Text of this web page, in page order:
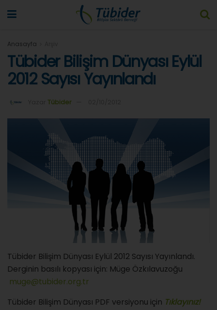
Anasayfa
Tübider Bilişim Dünyası Eylül
2012 Sayısı Yayınlandı
Tübider
Tübider Bilişim Dünyası Eylül 2012 Sayısı Yayınlandı.
Derginin basılı kopyası için: Müge Özkılavuzoğu
muge@tubider.org.tr
Tübider Bilişim Dünyası PDF versiyonu için Tıklayınız!